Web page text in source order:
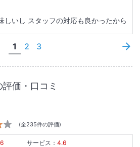
しいし スタッフの対応も良かったから
1 2 3
価・口コミ
(全235件の評価)
サービス： 4.6